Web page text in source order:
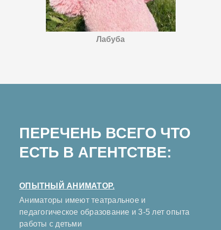
Лабуба
ПЕРЕЧЕНЬ ВСЕГО ЧТО
ЕСТЬ В АГЕНТСТВЕ:
ОПЫТНЫЙ АНИМАТОР.
Аниматоры имеют театральное и
педагогическое образование и 3-5 лет опыта
работы с детьми